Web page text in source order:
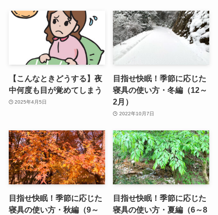
【こんなときどうする】夜
中何度も目が覚めてしまう
2025年4月5日
目指せ快眠！季節に応じた
寝具の使い方・冬編（12～
2月）
2022年10月7日
目指せ快眠！季節に応じた
寝具の使い方・秋編（9～
目指せ快眠！季節に応じた
寝具の使い方・夏編（6～8